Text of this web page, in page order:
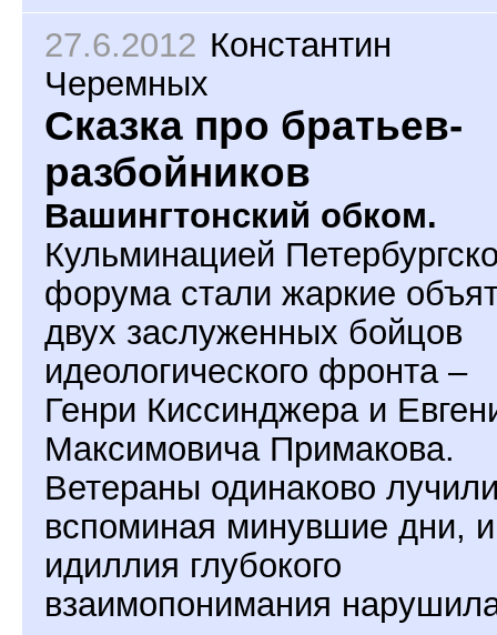
27.6.2012 Константин
Черемных
Сказка про братьев-
разбойников
Вашингтонский обком.
Кульминацией
форума стали жаркие
двух заслуженных бойцов
идеологического фронта –
Генри Киссинджера и
Максимовича Примакова.
Ветераны одинаково
вспоминая минувшие дни, и
идиллия глубокого
взаимопонимания